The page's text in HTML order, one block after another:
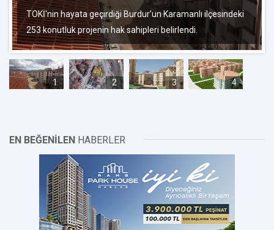
TOKİ'nin hayata geçirdiği Burdur’un Karamanlı ilçesindeki
253 konutluk projenin hak sahipleri belirlendi.
1 2 3 4
EN BEĞENİLEN HABERLER